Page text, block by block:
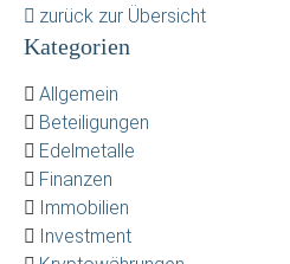
zurück zur Übersicht
Kategorien
Allgemein
Beteiligungen
Edelmetalle
Finanzen
Immobilien
Investment